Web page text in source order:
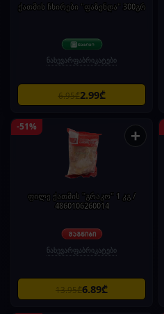
ქათმის ჩხირები "ფაზენდა" 300გრ
ნახევარფაბრიკატები
6.95₾2.99₾
-51% +
ფილე ქათმის "გრაკო" 1 კგ /
4860106260014
ნახევარფაბრიკატები
13.95₾6.89₾